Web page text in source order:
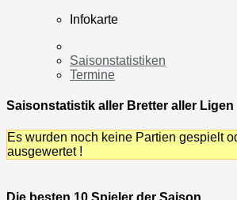
Infokarte
Saisonstatistiken
Termine
Saisonstatistik aller Bretter aller Ligen
Es wurden noch keine Partien gespielt
ausgewertet !